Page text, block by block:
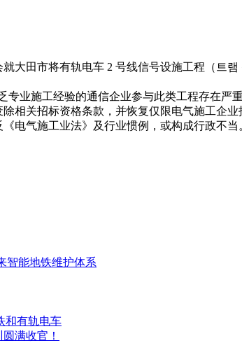
大田市将有轨电车 2 号线信号设施工程（트
专业施工经验的通信企业参与此类工程存在严重
相关招标资格条款，并恢复仅限电气施工企业
电气施工业法》及行业惯例，或构成行政不当
智能地铁维护体系
和有轨电车
满收官！